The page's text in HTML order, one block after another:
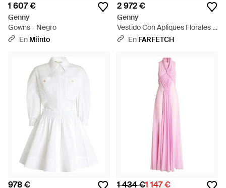
1 607 €
Genny
Gowns - Negro
En Miinto
2 972 €
Genny
Vestido Con Apliques Florales -
Blanco
En FARFETCH
978 € 1 434 €1 147 €